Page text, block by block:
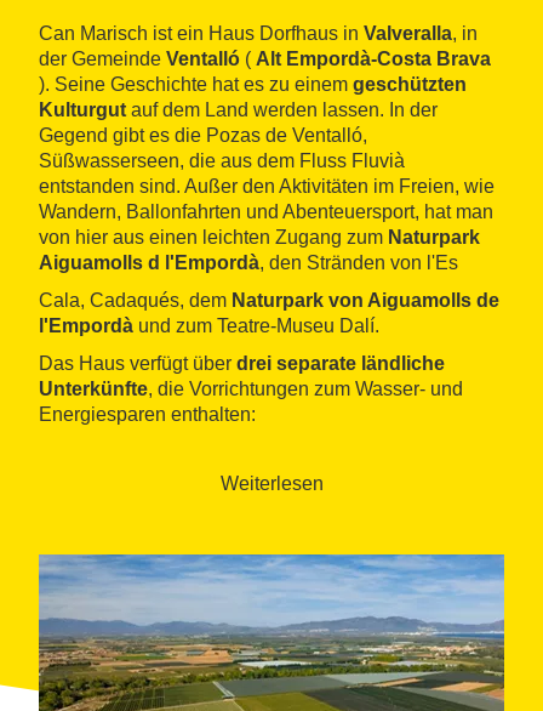
Can Marisch ist ein Haus Dorfhaus in Valveralla, in
der Gemeinde Ventalló ( Alt Empordà-Costa Brava
). Seine Geschichte hat es zu einem geschützten
Kulturgut auf dem Land werden lassen. In der
Gegend gibt es die Pozas de Ventalló,
Süßwasserseen, die aus dem Fluss Fluvià
entstanden sind. Außer den Aktivitäten im Freien, wie
Wandern, Ballonfahrten und Abenteuersport, hat man
von hier aus einen leichten Zugang zum Naturpark
Aiguamolls d l'Empordà, den Stränden von l'Es
Cala, Cadaqués, dem Naturpark von Aiguamolls de
l'Empordà und zum Teatre-Museu Dalí.
Das Haus verfügt über drei separate ländliche
Unterkünfte, die Vorrichtungen zum Wasser- und
Energiesparen enthalten:
acht bis zwölf Personen
Weiterlesen